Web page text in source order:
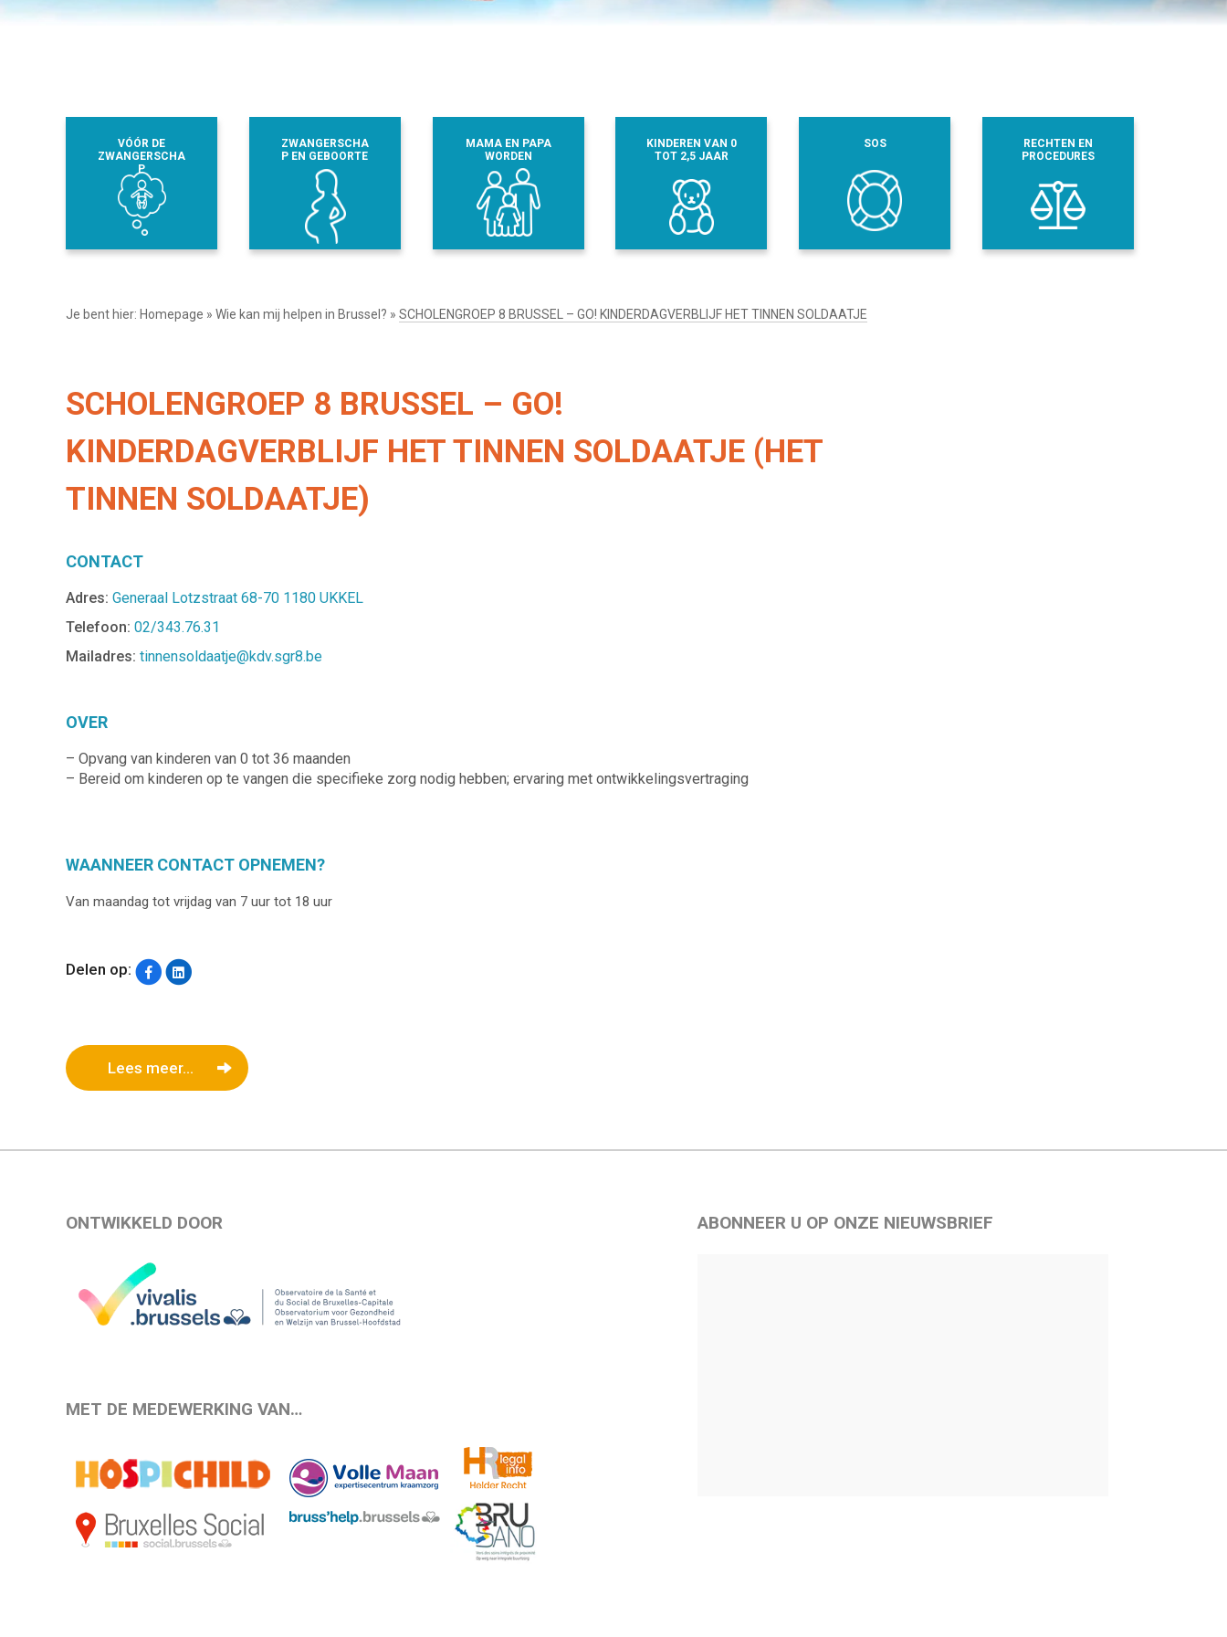
VÓÓR DE
ZWANGERSCHA
P
ZWANGERSCHA
P EN GEBOORTE
MAMA EN PAPA
WORDEN
KINDEREN VAN 0
TOT 2,5 JAAR
SOS
RECHTEN EN
PROCEDURES
Je bent hier: Homepage » Wie kan mij helpen in Brussel? » SCHOLENGROEP 8 BRUSSEL – GO! KINDERDAGVERBLIJF HET TINNEN SOLDAATJE
SCHOLENGROEP 8 BRUSSEL – GO!
KINDERDAGVERBLIJF HET TINNEN SOLDAATJE (HET
TINNEN SOLDAATJE)
CONTACT
Adres: Generaal Lotzstraat 68-70 1180 UKKEL
Telefoon: 02/343.76.31
Mailadres: tinnensoldaatje@kdv.sgr8.be
OVER
– Opvang van kinderen van 0 tot 36 maanden
– Bereid om kinderen op te vangen die specifieke zorg nodig hebben; ervaring met ontwikkelingsvertraging
WAANNEER CONTACT OPNEMEN?
Van maandag tot vrijdag van 7 uur tot 18 uur
Delen op:
Lees meer...
ONTWIKKELD DOOR
MET DE MEDEWERKING VAN…
ABONNEER U OP ONZE NIEUWSBRIEF